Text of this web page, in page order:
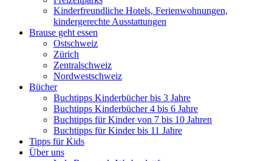
Kinderfreundliche Hotels, Ferienwohnungen,
kindergerechte Ausstattungen
Brause geht essen
Ostschweiz
Zürich
Zentralschweiz
Nordwestschweiz
Bücher
Buchtipps Kinderbücher bis 3 Jahre
Buchtipps Kinderbücher 4 bis 6 Jahre
Buchtipps für Kinder von 7 bis 10 Jahren
Buchtipps für Kinder bis 11 Jahre
Tipps für Kids
Über uns